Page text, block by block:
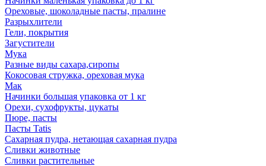
Ореховые, шоколадные пасты, пралине
Разрыхлители
Гели, покрытия
Загустители
Мука
Разные виды сахара,сиропы
Кокосовая стружка, ореховая мука
Мак
Начинки большая упаковка от 1 кг
Орехи, сухофрукты, цукаты
Пюре, пасты
Пасты Tatis
Сахарная пудра, нетающая сахарная пудра
Сливки животные
Сливки растительные